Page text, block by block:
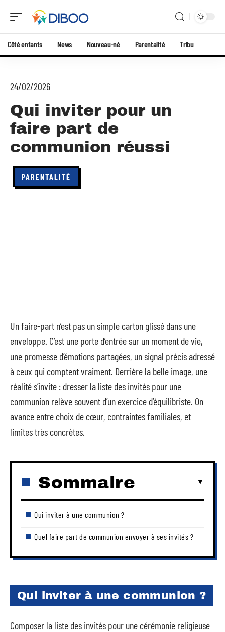
Côté enfants News Nouveau-né Parentalité Tribu
24/02/2026
Qui inviter pour un
faire part de
communion réussi
PARENTALITÉ
Un faire-part n’est pas un simple carton glissé dans une
enveloppe. C’est une porte d’entrée sur un moment de vie,
une promesse d’émotions partagées, un signal précis adressé
à ceux qui comptent vraiment. Derrière la belle image, une
réalité s’invite : dresser la liste des invités pour une
communion relève souvent d’un exercice d’équilibriste. On
avance entre choix de cœur, contraintes familiales, et
limites très concrètes.
Sommaire
Qui inviter à une communion ?
Quel faire part de communion envoyer à ses invités ?
Qui inviter à une communion ?
Composer la liste des invités pour une cérémonie religieuse